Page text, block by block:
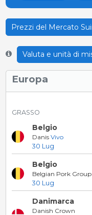
Prezzi del Mercato
Valuta e unità di
Europa
GRASSO
Belgio
DanisVivo
30 Lug
Belgio
Belgian Pork Group
30 Lug
Danimarca
Danish Crown